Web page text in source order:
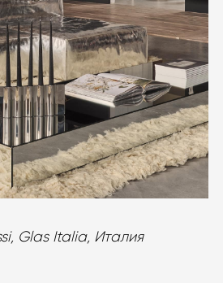
Glas Italia, Италия